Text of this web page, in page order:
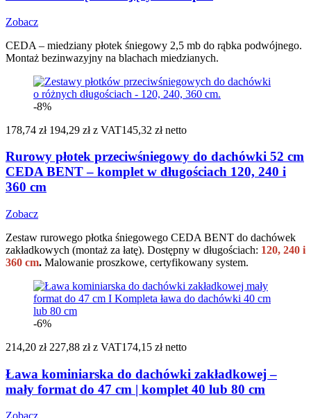
Zobacz
CEDA – miedziany płotek śniegowy 2,5 mb do rąbka podwójnego.
Montaż bezinwazyjny na blachach miedzianych.
-8%
178,74 zł 194,29 zł z VAT145,32 zł netto
Rurowy płotek przeciwśniegowy do dachówki 52 cm
CEDA BENT – komplet w długościach 120, 240 i
360 cm
Zobacz
Zestaw rurowego płotka śniegowego CEDA BENT do dachówek
zakładkowych (montaż za łatę). Dostępny w długościach: 120, 240 i
360 cm. Malowanie proszkowe, certyfikowany system.
-6%
214,20 zł 227,88 zł z VAT174,15 zł netto
Ława kominiarska do dachówki zakładkowej –
mały format do 47 cm | komplet 40 lub 80 cm